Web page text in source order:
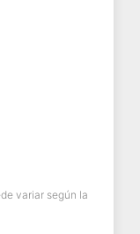
variar según la